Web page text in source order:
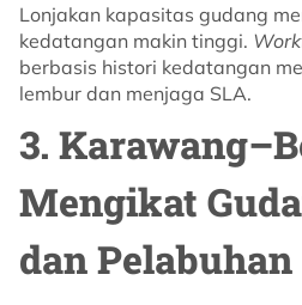
Lonjakan kapasitas gudang
kedatangan makin tinggi.
berbasis histori kedatangan
lembur dan menjaga SLA.
3.
Mengikat
dan Pelabuhan